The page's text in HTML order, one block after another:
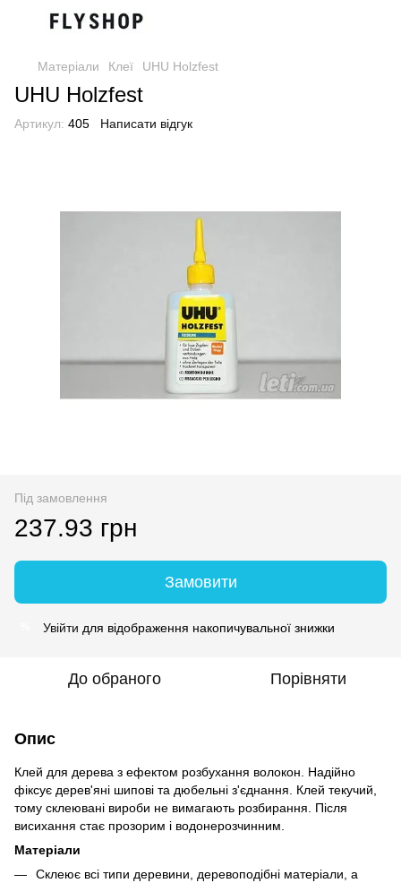
Матеріали Клеї UHU Holzfest
UHU Holzfest
Артикул: 405 Написати відгук
Під замовлення
237.93 грн
Замовити
Увійти для відображення накопичувальної знижки
До обраного Порівняти
Опис
Клей для дерева з ефектом розбухання волокон. Надійно
фіксує дерев'яні шипові та дюбельні з'єднання. Клей текучий,
тому склеювані вироби не вимагають розбирання. Після
висихання стає прозорим і водонерозчинним.
Матеріали
Склеює всі типи деревини, деревоподібні матеріали, а